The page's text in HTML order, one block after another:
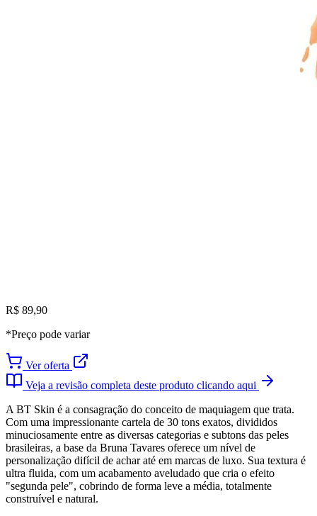
R$ 89,90
*Preço pode variar
Ver oferta
Veja a revisão completa deste produto clicando aqui
A BT Skin é a consagração do conceito de maquiagem que trata.
Com uma impressionante cartela de 30 tons exatos, divididos
minuciosamente entre as diversas categorias e subtons das peles
brasileiras, a base da Bruna Tavares oferece um nível de
personalização difícil de achar até em marcas de luxo. Sua textura é
ultra fluida, com um acabamento aveludado que cria o efeito
"segunda pele", cobrindo de forma leve a média, totalmente
construível e natural.